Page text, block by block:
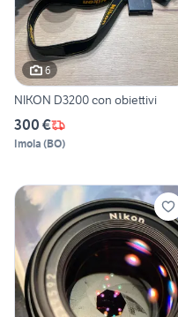
6
NIKON D3200 con obiettivi
300 €
Imola (BO)